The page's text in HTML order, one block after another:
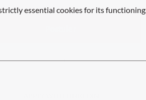
essential cookies for its
ou